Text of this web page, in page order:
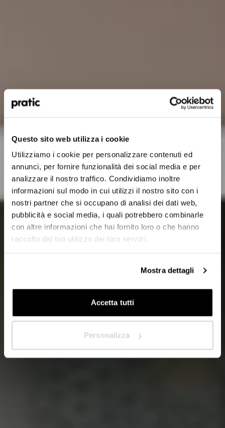
Questo sito web utilizza i cookie
Utilizziamo i cookie per personalizzare contenuti ed
annunci, per fornire funzionalità dei social media e per
analizzare il nostro traffico. Condividiamo inoltre
informazioni sul modo in cui utilizzi il nostro sito con i
nostri partner che si occupano di analisi dei dati web,
pubblicità e social media, i quali potrebbero combinarle
con altre informazioni che hai fornito loro o che hanno
raccolto dal tuo utilizzo dei loro servizi.
Mostra dettagli
Accetta tutti
Personalizza
HoReCa
Designer/Progettista
Privato
Rivenditore